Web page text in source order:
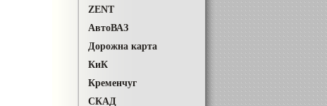
ZENT
АвтоВАЗ
Дорожна карта
КиК
Кременчуг
СКАД